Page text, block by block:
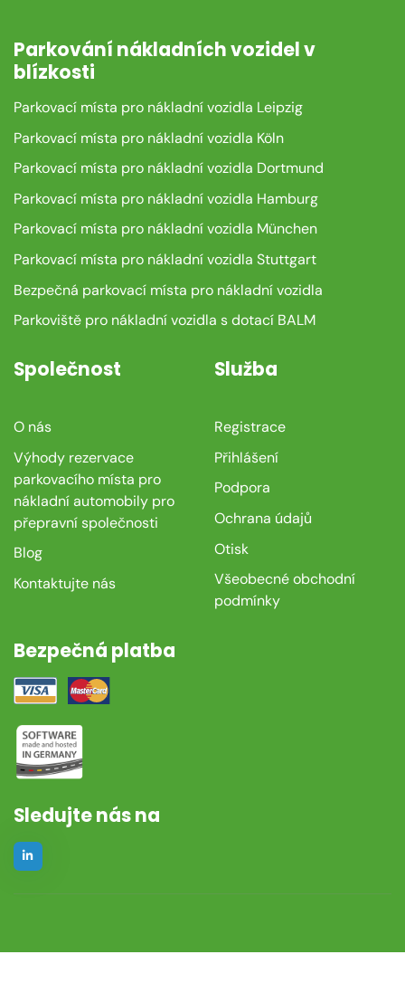
Parkování nákladních vozidel v
blízkosti
Parkovací místa pro nákladní vozidla Leipzig
Parkovací místa pro nákladní vozidla Köln
Parkovací místa pro nákladní vozidla Dortmund
Parkovací místa pro nákladní vozidla Hamburg
Parkovací místa pro nákladní vozidla München
Parkovací místa pro nákladní vozidla Stuttgart
Bezpečná parkovací místa pro nákladní vozidla
Parkoviště pro nákladní vozidla s dotací BALM
Společnost
O nás
Výhody rezervace
parkovacího místa pro
nákladní automobily pro
přepravní společnosti
Blog
Kontaktujte nás
Služba
Registrace
Přihlášení
Podpora
Ochrana údajů
Otisk
Všeobecné obchodní
podmínky
Bezpečná platba
Sledujte nás na